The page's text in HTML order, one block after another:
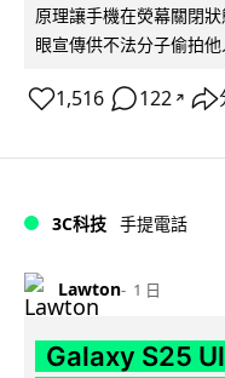
原理讓手機在熒幕關閉
眼宣傳供不法分子偷拍
1,516 122 ↗
3C科技 手提電話
Lawton 1 日
Galaxy S25